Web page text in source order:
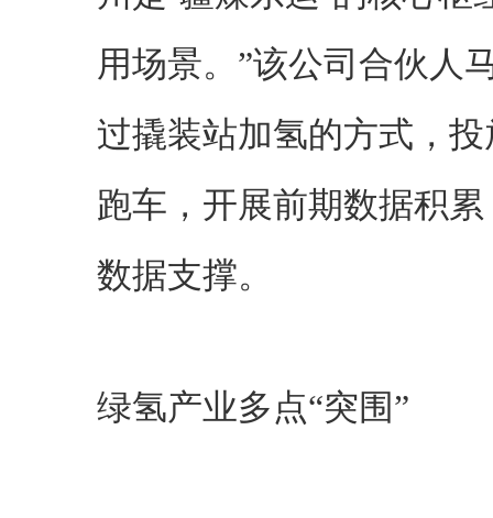
用场景。”该公司合伙人
过撬装站加氢的方式，
跑车，开展前期数据积
数据支撑。
绿氢产业多点“突围”